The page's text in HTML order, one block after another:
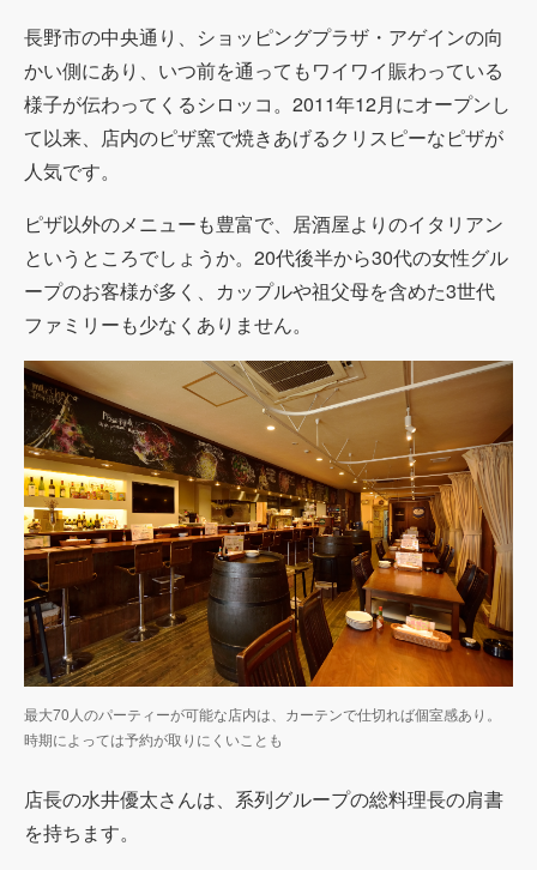
長野市の中央通り、ショッピングプラザ・アゲインの向
かい側にあり、いつ前を通ってもワイワイ賑わっている
様子が伝わってくるシロッコ。2011年12月にオープンし
て以来、店内のピザ窯で焼きあげるクリスピーなピザが
人気です。
ピザ以外のメニューも豊富で、居酒屋よりのイタリアン
というところでしょうか。20代後半から30代の女性グル
ープのお客様が多く、カップルや祖父母を含めた3世代
ファミリーも少なくありません。
最大70人のパーティーが可能な店内は、カーテンで仕切れば個室感あり。
時期によっては予約が取りにくいことも
店長の水井優太さんは、系列グループの総料理長の肩書
を持ちます。